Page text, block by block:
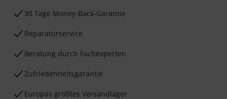
30 Tage Money-Back-Garantie
Reparaturservice
Beratung durch Fachexperten
Zufriedenheitsgarantie
Europas größtes Versandlager